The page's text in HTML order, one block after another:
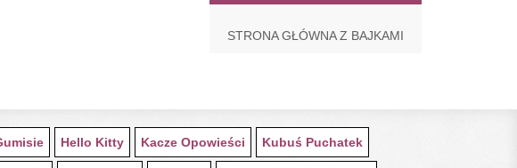
STRONA GŁÓWNA Z BAJKAMI
Hello Kitty Kacze Opowieści Kubuś Puchatek